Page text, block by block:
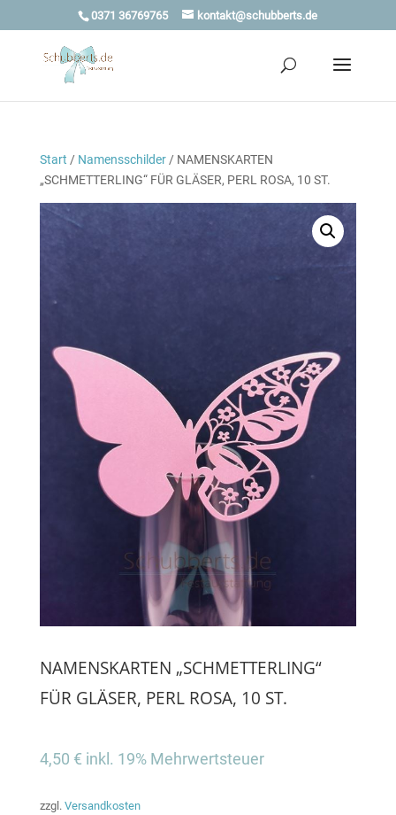
0371 36769765 kontakt@schubberts.de
Start / Namensschilder/ NAMENSKARTEN
„SCHMETTERLING“ FÜR GLÄSER, PERL ROSA, 10 ST.
NAMENSKARTEN „SCHMETTERLING“
FÜR GLÄSER, PERL ROSA, 10 ST.
4,50 € inkl. 19% Mehrwertsteuer
zzgl. Versandkosten